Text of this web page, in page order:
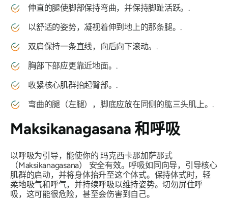
伸直的腿使脚部保持弯曲，并保持脚趾活跃。.
以舒适的姿势，凝视着伸到地上的那条腿。.
双肩保持一条直线，向后向下滚动。.
胸部下部应更靠近地面。.
收紧核心肌群抬起臀部。.
弯曲的腿（左腿），脚底应放在同侧的肱三头肌上。.
Maksikanagasana和呼吸
以呼吸为引导，能使你的玛克西卡那加萨那式
（Maksikanagasana）
安全有效。呼吸如同向导，引导核心
肌群的启动，并将身体抬升至这个体式。保持体式时，轻
柔地吸气和呼气，并持续呼吸以维持姿势。切勿屏住呼
吸，这可能很危险，甚至会伤害到自己。